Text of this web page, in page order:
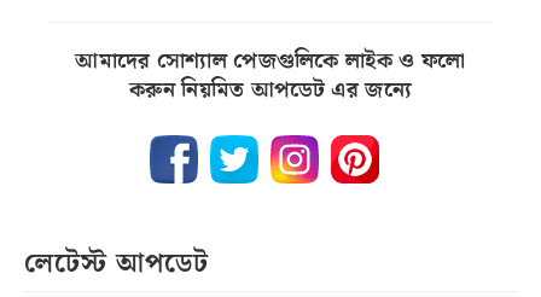
আমাদের সোশ্যাল পেজগুলিকে লাইক ও ফলো
করুন নিয়মিত আপডেট এর জন্যে
লেটেস্ট আপডেট